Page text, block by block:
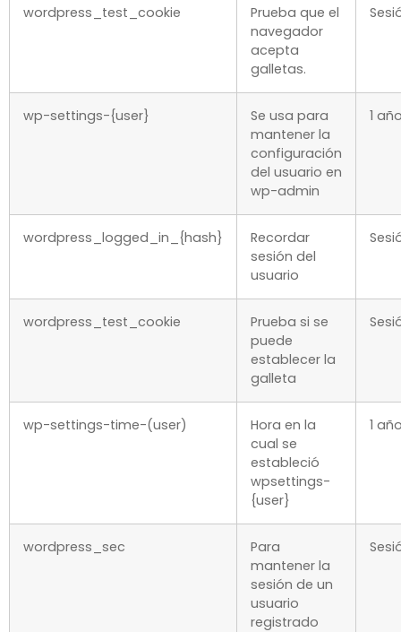
wordpress_test_cookie
Prueba que el
navegador
acepta
galletas.
wp-settings-{user}
Se usa para
mantener la
configuración
del usuario en
wp-admin
1
wordpress_logged_in_{hash}
Recordar
sesión del
usuario
wordpress_test_cookie
Prueba si se
puede
establecer la
galleta
wp-settings-time-(user)
Hora en la
cual se
estableció
wpsettings-
{user}
1
wordpress_sec
Para
mantener la
sesión de un
usuario
registrado